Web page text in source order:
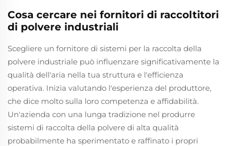
Cosa cercare nei fornitori di raccoltitori
di polvere industriali
Scegliere un fornitore di sistemi per la raccolta della
polvere industriale può influenzare significativamente la
qualità dell'aria nella tua struttura e l'efficienza
operativa. Inizia valutando l'esperienza del produttore,
che dice molto sulla loro competenza e affidabilità.
Un'azienda con una lunga tradizione nel produrre
sistemi di raccolta della polvere di alta qualità
probabilmente ha sperimentato e raffinato i propri